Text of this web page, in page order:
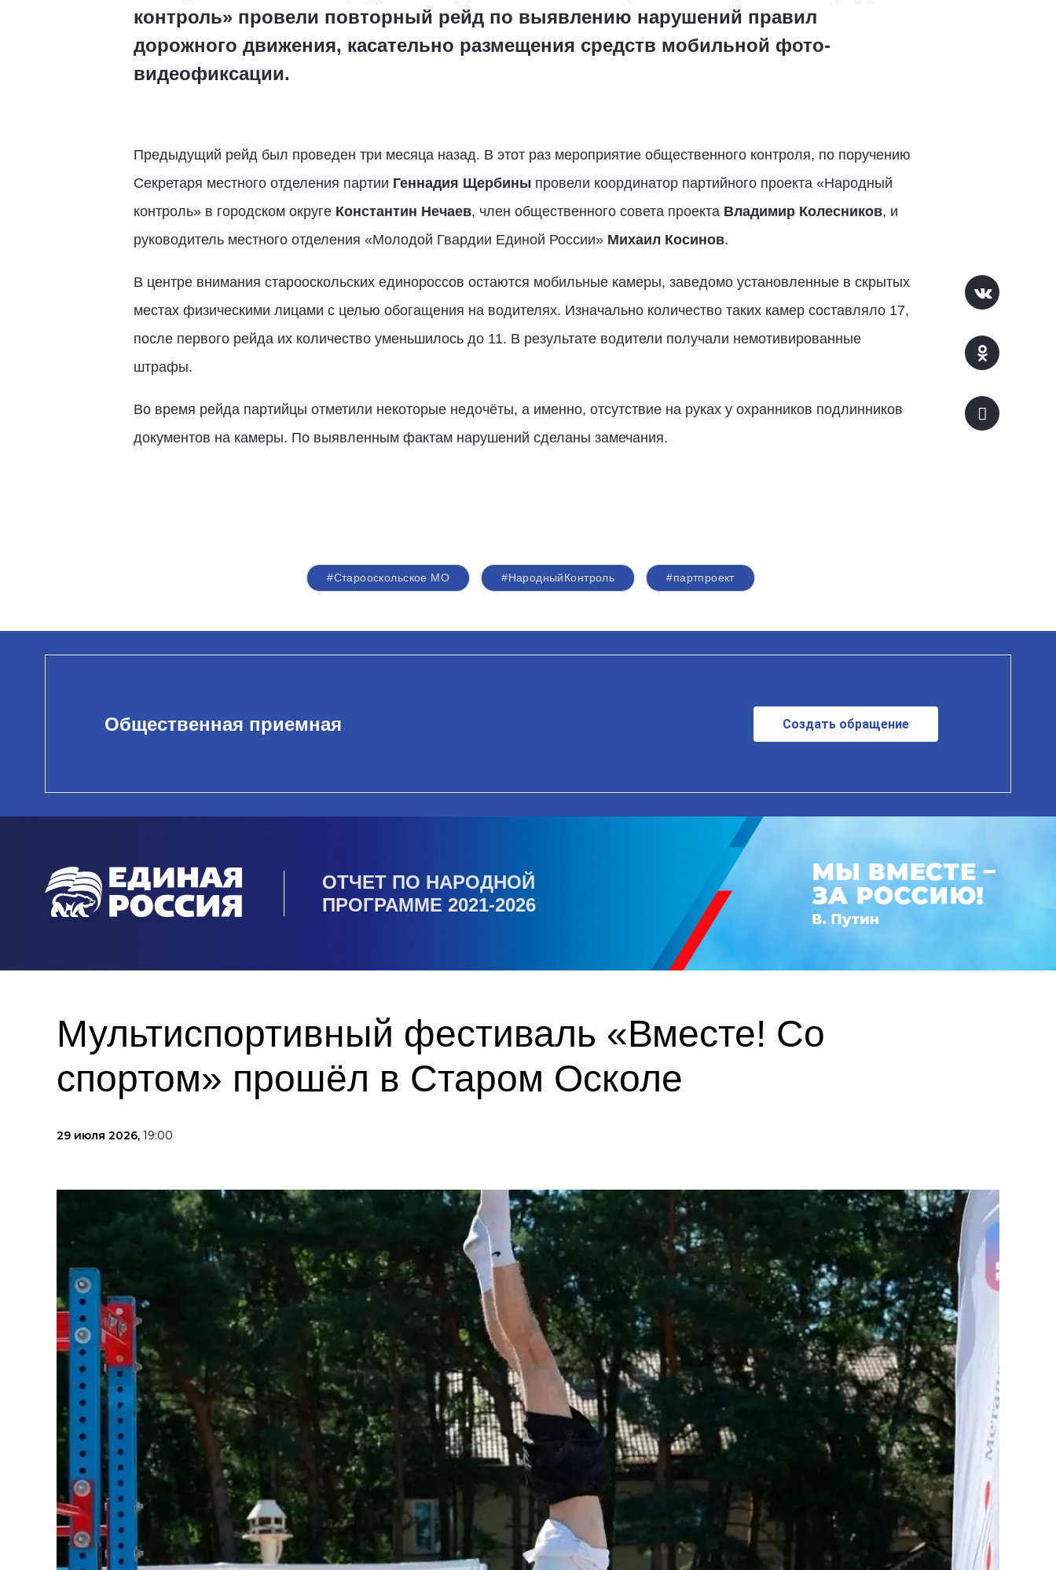
контроль» провели повторный рейд по выявлению нарушений правил
дорожного движения, касательно размещения средств мобильной фото-
видеофиксации.
Предыдущий рейд был проведен три месяца назад. В этот раз мероприятие общественного контроля, по поручению
Секретаря местного отделения партии Геннадия Щербиныпровели координатор партийного проекта «Народный
контроль» в городском округе Константин Нечаев, член общественного совета проекта Владимир Колесников, и
руководитель местного отделения «Молодой Гвардии Единой России» Михаил Косинов.
В центре внимания старооскольских единороссов остаются мобильные камеры, заведомо установленные в скрытых
местах физическими лицами с целью обогащения на водителях. Изначально количество таких камер составляло 17,
после первого рейда их количество уменьшилось до 11. В результате водители получали немотивированные
штрафы.
Во время рейда партийцы отметили некоторые недочёты, а именно, отсутствие на руках у охранников подлинников
документов на камеры. По выявленным фактам нарушений сделаны замечания.
#Старооскольское МО #НародныйКонтроль #партпроект
Общественная приемная Создать обращение
ОТЧЕТ ПО НАРОДНОЙ
ПРОГРАММЕ 2021-2026
Мультиспортивный фестиваль «Вместе! Со
спортом» прошёл в Старом Осколе
29 июля 2026, 19:00